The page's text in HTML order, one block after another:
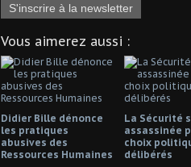
S'inscrire à la newsletter
Vous aimerez aussi :
Didier Bille dénonce
les pratiques
abusives des
Ressources Humaines
La Sécurité
assassinée
choix
délibérés